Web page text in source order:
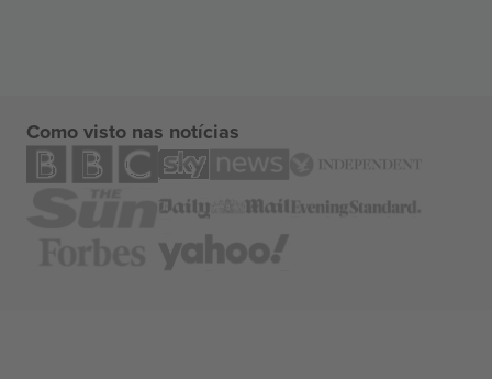
Como visto nas notícias